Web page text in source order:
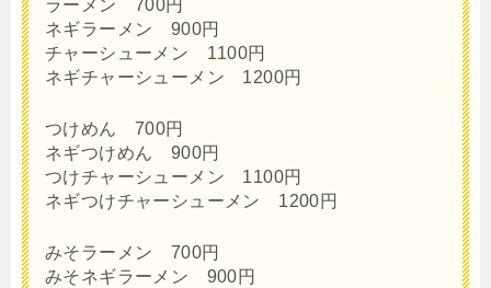
ラーメン 700円
ネギラーメン 900円
チャーシューメン 1100円
ネギチャーシューメン 1200円
つけめん 700円
ネギつけめん 900円
つけチャーシューメン 1100円
ネギつけチャーシューメン 1200円
みそラーメン 700円
みそネギラーメン 900円